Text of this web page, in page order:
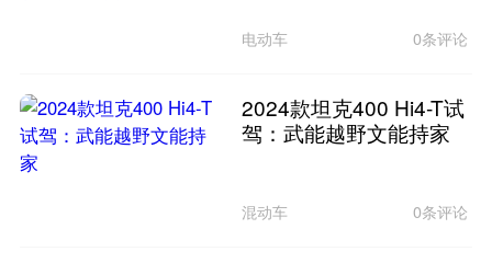
电动车 0条评论
2024款坦克400 Hi4-T试
驾：武能越野文能持家
混动车 0条评论